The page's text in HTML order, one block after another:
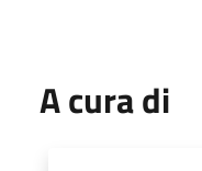
A cura di